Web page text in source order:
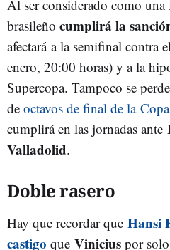
Al ser considerado como una
brasileño cumplirá la
afectará a la semifinal contra
enero, 20:00 horas) y a la
Supercopa. Tampoco se
de octavos de final de la
cumplirá en las jornadas ante
Valladolid.
Doble rasero
Hay que recordar que Hansi
castigo que Vinicius por